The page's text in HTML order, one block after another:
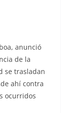
anunció
de la
se trasladan
ahí contra
ocurridos